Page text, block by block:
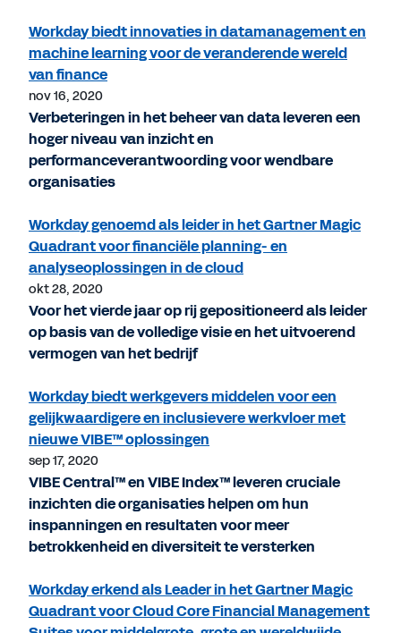
Workday biedt innovaties in datamanagement en
machine learning voor de veranderende wereld
van finance
nov 16, 2020
Verbeteringen in het beheer van data leveren een
hoger niveau van inzicht en
performanceverantwoording voor wendbare
organisaties
Workday genoemd als leider in het Gartner Magic
Quadrant voor financiële planning- en
analyseoplossingen in de cloud
okt 28, 2020
Voor het vierde jaar op rij gepositioneerd als leider
op basis van de volledige visie en het uitvoerend
vermogen van het bedrijf
Workday biedt werkgevers middelen voor een
gelijkwaardigere en inclusievere werkvloer met
nieuwe VIBE™ oplossingen
sep 17, 2020
VIBE Central™ en VIBE Index™ leveren cruciale
inzichten die organisaties helpen om hun
inspanningen en resultaten voor meer
betrokkenheid en diversiteit te versterken
Workday erkend als Leader in het Gartner Magic
Quadrant voor Cloud Core Financial Management